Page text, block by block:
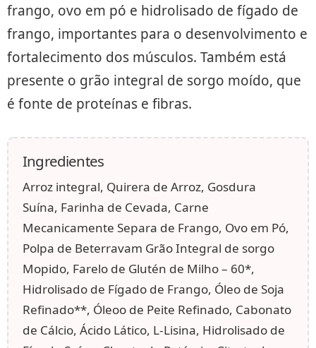
frango, ovo em pó e hidrolisado de fígado de
frango, importantes para o desenvolvimento e
fortalecimento dos músculos. Também está
presente o grão integral de sorgo moído, que
é fonte de proteínas e fibras.
Ingredientes
Arroz integral, Quirera de Arroz, Gosdura
Suína, Farinha de Cevada, Carne
Mecanicamente Separa de Frango, Ovo em Pó,
Polpa de Beterravam Grão Integral de sorgo
Mopido, Farelo de Glutén de Milho – 60*,
Hidrolisado de Fígado de Frango, Óleo de Soja
Refinado**, Óleoo de Peite Refinado, Cabonato
de Cálcio, Ácido Lático, L-Lisina, Hidrolisado de